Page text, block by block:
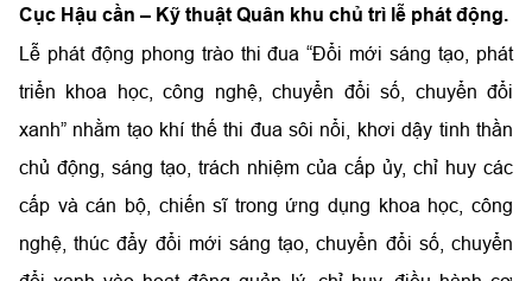
Cục Hậu cần – Kỹ thuật Quân khu chủ trì lễ phát động.
Lễ phát động phong trào thi đua “Đổi mới sáng tạo, phát
triển khoa học, công nghệ, chuyển đổi số, chuyển đổi
xanh” nhằm tạo khí thế thi đua sôi nổi, khơi dậy tinh thần
chủ động, sáng tạo, trách nhiệm của cấp ủy, chỉ huy các
cấp và cán bộ, chiến sĩ trong ứng dụng khoa học, công
nghệ, thúc đẩy đổi mới sáng tạo, chuyển đổi số, chuyển